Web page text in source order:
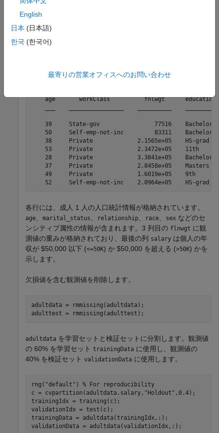
います。このデータ セットは、個人の年収が $50,000 を超
えるかどうかを予測するために使用できる、米国国勢調査局
の人口統計情報から構成されています。
age       workClass          fnlwgt
39     State-gov                77516
50     Self-emp-not-inc         83311
38     Private             2.1565e+05    HS-grad
53     Private             2.3472e+05    11th
28     Private             3.3841e+05
37     Private             2.8458e+05    Masters
49     Private             1.6019e+05    9th
各行には、成人 1 人の人口統計情報が格納されています。
age、 marital_status 、 relationship、 race、 sex などのセ
ンシティブ属性の情報が含まれます。3 列目の flnwgt に観
測値の重みが格納されており、最後の列
salary は個人の年
収が $50,000 以下 (<=50K) か $50,000 を超える (>50K) かを
示します。
欠損値を含む観測値を削除します。
adultdata = rmmissing(adultdata);
adulttest = rmmissing(adulttest);
adultdata を学習セットと検証セットに分割します。観測値
の 60% を学習セット trainingData に使用し、観測値の
40% を検証セット validationData に使用します。
rng( "default" ) % For reproducibility
c = cvpartition(adultdata.salary, "Holdout" ,0.4);
trainingIdx = training(c);
validationIdx = test(c);
trainingData = adultdata(trainingIdx,:);
validationData = adultdata(validationIdx,:);
English
日本 (日本語)
한국 (한국어)
最寄りの営業オフィスへのお問い合わせ